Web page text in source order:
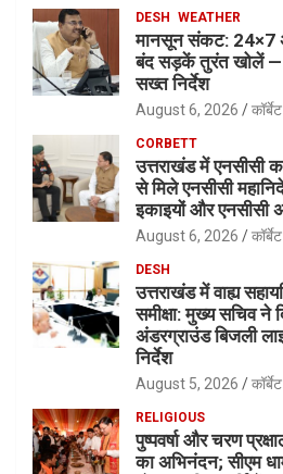
DESH WEATHER
मानसून संकट: 24×7
बंद सड़कें तुरंत खोलें —
सख्त निर्देश
August 6, 2026
CORBETT
उत्तराखंड में एनसीसी
से मिले एनसीसी
इकाइयों और एनसीसी
August 6, 2026
DESH
उत्तराखंड में वाह्य
समीक्षा: मुख्य सचिव ने
अंडरग्राउंड बिजली
निर्देश
August 5, 2026
RELIGIOUS
पुष्पवर्षा और चरण
का अभिनंदन; सीएम